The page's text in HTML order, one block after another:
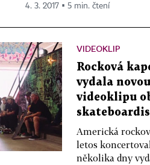
4. 3. 2017 ▪ 5 min. čtení
VIDEOKLIP
Rocková
vydala
videoklipu
Americká
letos
několika dny